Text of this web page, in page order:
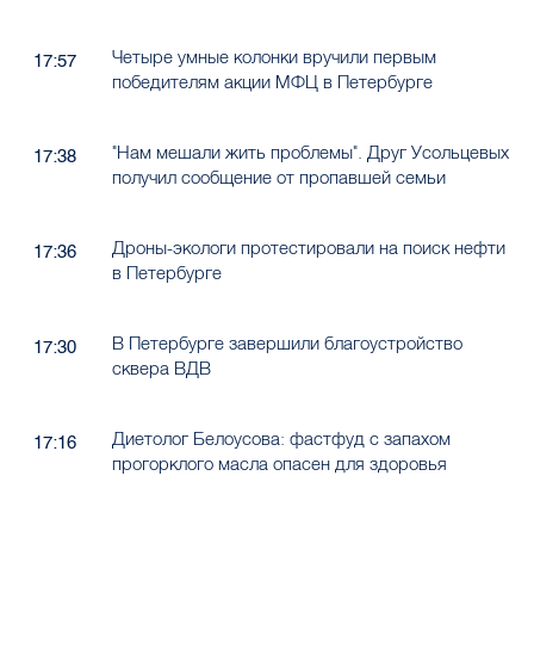
17:57
Четыре умные колонки вручили первым
победителям акции МФЦ в Петербурге
17:38
"Нам мешали жить проблемы". Друг Усольцевых
получил сообщение от пропавшей семьи
17:36
Дроны-экологи протестировали на поиск нефти
в Петербурге
17:30
В Петербурге завершили благоустройство
сквера ВДВ
17:16
Диетолог Белоусова: фастфуд с запахом
прогорклого масла опасен для здоровья